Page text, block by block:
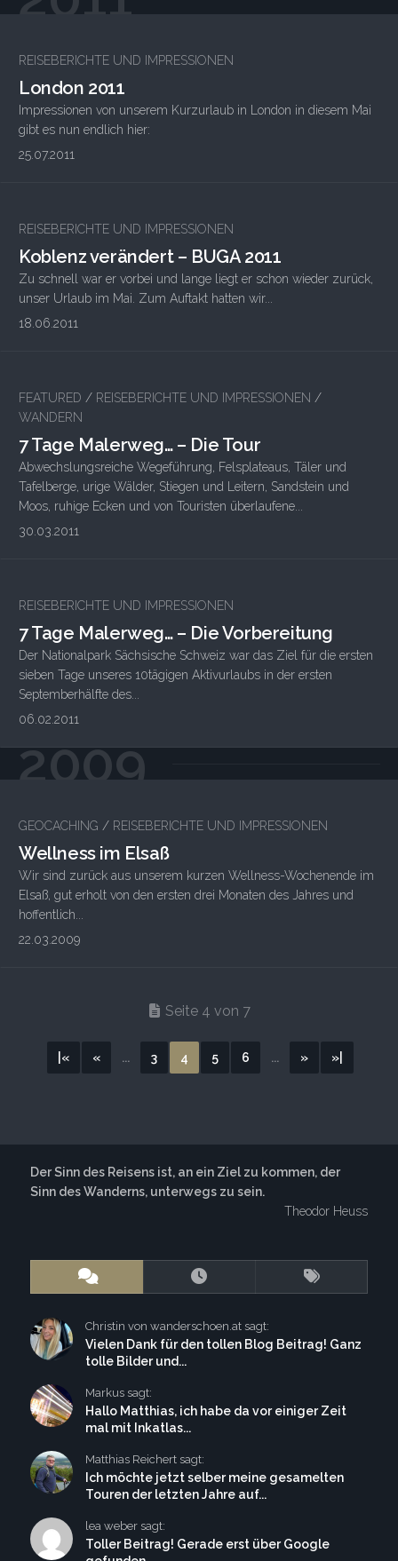
REISEBERICHTE UND IMPRESSIONEN
London 2011
Impressionen von unserem Kurzurlaub in London in diesem Mai
gibt es nun endlich hier:
25.07.2011
REISEBERICHTE UND IMPRESSIONEN
Koblenz verändert – BUGA 2011
Zu schnell war er vorbei und lange liegt er schon wieder zurück,
unser Urlaub im Mai. Zum Auftakt hatten wir...
18.06.2011
FEATURED / REISEBERICHTE UND IMPRESSIONEN /
WANDERN
7 Tage Malerweg… – Die Tour
Abwechslungsreiche Wegeführung, Felsplateaus, Täler und
Tafelberge, urige Wälder, Stiegen und Leitern, Sandstein und
Moos, ruhige Ecken und von Touristen überlaufene...
30.03.2011
REISEBERICHTE UND IMPRESSIONEN
7 Tage Malerweg… – Die Vorbereitung
Der Nationalpark Sächsische Schweiz war das Ziel für die ersten
sieben Tage unseres 10tägigen Aktivurlaubs in der ersten
Septemberhälfte des...
06.02.2011
2009
GEOCACHING / REISEBERICHTE UND IMPRESSIONEN
Wellness im Elsaß
Wir sind zurück aus unserem kurzen Wellness-Wochenende im
Elsaß, gut erholt von den ersten drei Monaten des Jahres und
hoffentlich...
22.03.2009
Seite 4 von 7
|« « ... 3 4 5 6 ... » »|
Der Sinn des Reisens ist, an ein Ziel zu kommen, der
Sinn des Wanderns, unterwegs zu sein.
Theodor Heuss
Christin von wanderschoen.at sagt:
Vielen Dank für den tollen Blog Beitrag! Ganz
tolle Bilder und...
Markus sagt:
Hallo Matthias, ich habe da vor einiger Zeit
mal mit Inkatlas...
Matthias Reichert sagt:
Ich möchte jetzt selber meine gesamelten
Touren der letzten Jahre auf...
lea weber sagt:
Toller Beitrag! Gerade erst über Google